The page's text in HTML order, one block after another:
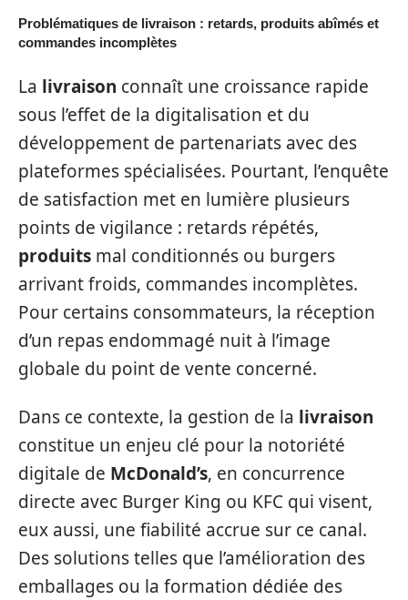
Problématiques de livraison : retards, produits abîmés et
commandes incomplètes
La livraison connaît une croissance rapide
sous l’effet de la digitalisation et du
développement de partenariats avec des
plateformes spécialisées. Pourtant, l’enquête
de satisfaction met en lumière plusieurs
points de vigilance : retards répétés,
produits mal conditionnés ou burgers
arrivant froids, commandes incomplètes.
Pour certains consommateurs, la réception
d’un repas endommagé nuit à l’image
globale du point de vente concerné.
Dans ce contexte, la gestion de la livraison
constitue un enjeu clé pour la notoriété
digitale de McDonald’s, en concurrence
directe avec Burger King ou KFC qui visent,
eux aussi, une fiabilité accrue sur ce canal.
Des solutions telles que l’amélioration des
emballages ou la formation dédiée des